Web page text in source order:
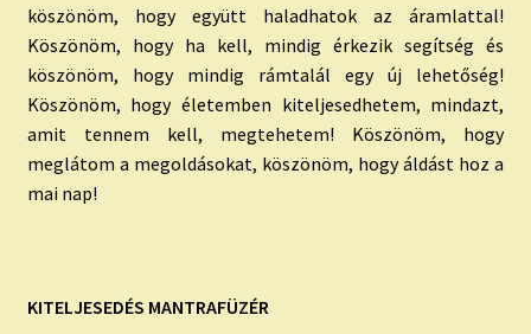
köszönöm, hogy együtt haladhatok az áramlattal!
Köszönöm, hogy ha kell, mindig érkezik segítség és
köszönöm, hogy mindig rámtalál egy új lehetőség!
Köszönöm, hogy életemben kiteljesedhetem, mindazt,
amit tennem kell, megtehetem! Köszönöm, hogy
meglátom a megoldásokat, köszönöm, hogy áldást hoz a
mai nap!
KITELJESEDÉS MANTRAFÜZÉR